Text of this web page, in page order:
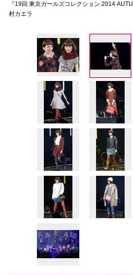
『19回 東京ガールズコレクション 2014
村カエラ